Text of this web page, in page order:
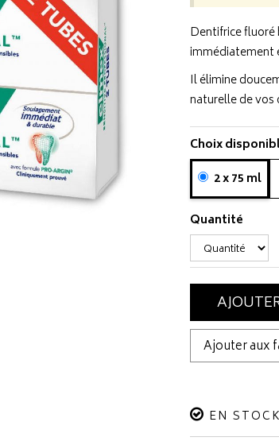
Dentifrice fluoré
immédiatement
Il élimine
naturelle de vos
Choix
2 x 75 ml
Quantité
Ajouter aux
EN STOCK